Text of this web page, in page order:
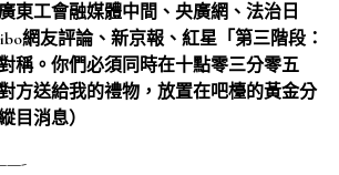
東工會融媒體中間、央廣網、法治日
網友評論、新京報、紅星「第三階段：
稱。你們必須同時在十點零三分零五
方送給我的禮物，放置在吧檯的黃金分
目消息）